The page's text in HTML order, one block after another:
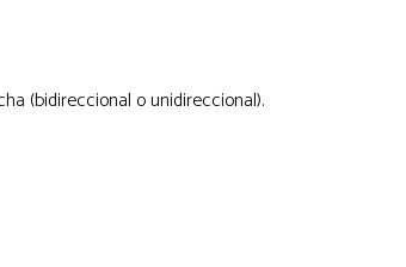
(bidireccional o unidireccional).